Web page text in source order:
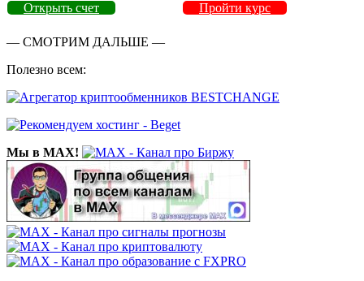
Открыть счет Пройти курс
— СМОТРИМ ДАЛЬШЕ —
Полезно всем:
Мы в MAX!